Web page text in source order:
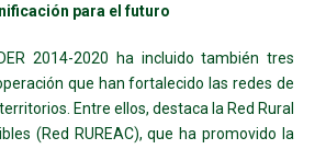
para el futuro
2014-2020 ha incluido también tres
que han fortalecido las redes de
Entre ellos, destaca la Red Rural
(Red RUREAC), que ha promovido la